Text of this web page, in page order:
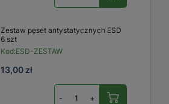
Zestaw pęset antystatycznych ESD
6 szt
Kod:ESD-ZESTAW
13,00 zł
- +